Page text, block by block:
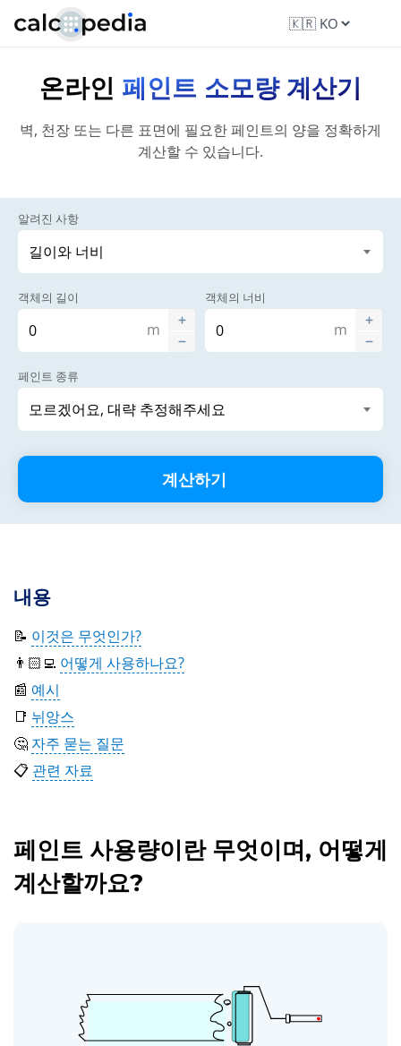
온라인 페인트 소모량 계산기
벽, 천장 또는 다른 표면에 필요한 페인트의 양을 정확하게
계산할 수 있습니다.
알려진 사항
객체의 길이
m
객체의 너비
m
페인트 종류
계산하기
내용
📝 이것은 무엇인가?
👨🏻‍💻 어떻게 사용하나요?
📰 예시
📑 뉘앙스
🤔 자주 묻는 질문
📋 관련 자료
페인트 사용량이란 무엇이며, 어떻게
계산할까요?